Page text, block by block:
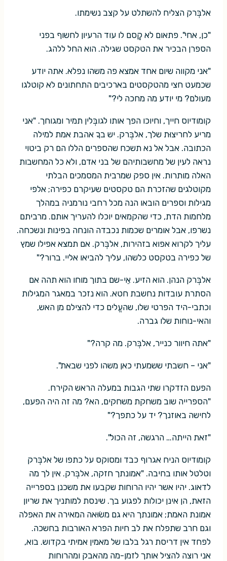
אלבְּרק הצליח להשתלט על קצב נשימתו.
"כן, אחי". פתאום לא קָסם לו עוד הרעיון לחשוף בפני
הספרן הבכיר את הטקסט שגילה. הוא החל ללהג.
"אני מקווה שיום אחד אמצא פה משהו נפלא. אתה יודע
שכמעט חצי מהטקסטים בארכיבים התחתונים לא קוטלגו
מעולם? מי יודע מה מחכה לי?"
קומודיוס חייך, וחיוכו הפך אותו לגובְּלין תמיר ומגוחך. "אני
מריע לחריצוּת שלך, אלבְּרק. יש בךָ אהבת אמת למילה
הכתובה. אבל אל נא תשכח שהספרים הללו הם רק ביטוי
נראה לעין של מחשבותיהם של בני אדם, ולא כל המחשבות
האלה מותרות. אין ספק שמרבית המסמכים הבלתי
מקוטלגים שהזכרת הם טקסטים שעיקרם כפירה; אלפי
מגילות וספרים הובאו הנה מכל רחבי נורמניה במהלך
מלחמות הדת, כדי שהקמאים יוכלו להעריך אותם. מרביתם
נשרפו, אבל אומרים שכמות נכבדה הונחה בפינות ונשכחה.
עליך לקרוא אפוא בזהירות, אלבְּרק. אם תמצא אפילו שמץ
של כפירה בטקסט כלשהו, עליך להביאו אליי. ברור?"
אלבְּרק הנהן. הוא הזיע. אֵי-שם בתוך מוחו הוא תהה אם
הסתרת עובדות נחשבת חטא. הוא נזכר במאגר המגילות
וכתבי-היד הפרטי שלו, שהעֱלים כדי להצילם מן האש,
והאי-נוחות שלו גברה.
"אתה חיוור כנייר, אלבְּרק. מה קרה?"
"אני – חשבתי ששמעתי כאן משהו לפני שבאת".
הפעם הזדקרו שתי הגבות במעלה הראש הקירח.
"הספרייה שוב משחקת משחקים, הא? מה זה היה הפעם,
לחישה באוזנך? יד על כתפך?"
"זאת הייתה… הרגשה, זה הכול".
קומודיוס הניח אגרוף כבד ומסוקס על כתפו של אלבְּרק
וטלטל אותו בחיבה. "אמונתך חזקה, אלבְּרק. אין לך מה
לדאוג. יהיו אשר יהיו הרוחות שקבעו את משכנן בספרייה
הזאת, הן אינן יכולות לפגוע בך. שינסת למותניך את שריון
אמונת האמת; אמונתך היא גם משׂוּאה המאירה את האפלה
וגם חרב שתפלח את לב חיות הפרא האורבות בחשכה.
לפחד אין דריסת רגל בלבו של מאמין אמיתי בקדוש. בוא,
אני רוצה להציל אותך לזמן-מה מהאבק ומהרוחות